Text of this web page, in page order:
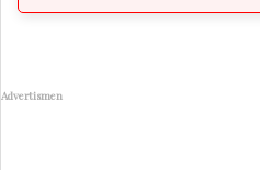
Advertismen